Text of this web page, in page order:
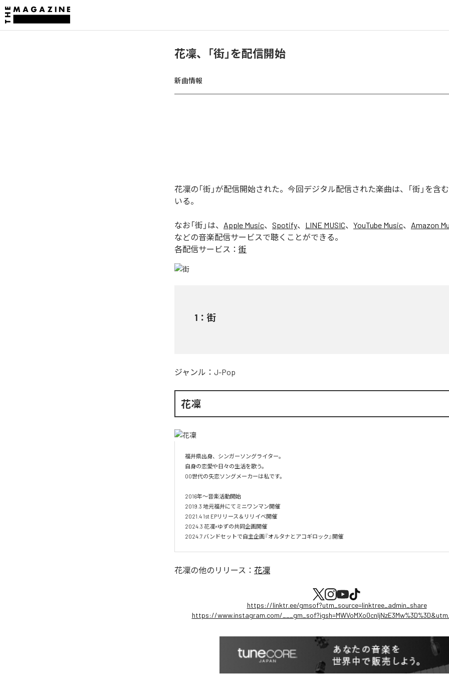
花凜、「街」を配信開始
新曲情報
花凜の「街」が配信開始された。今回デジタル配信された楽曲は、「街」を含
いる。
なお「街 」は、 Apple Music、 Spotify、 LINE MUSIC、 YouTube Music、 Amazon
などの音楽配信サービスで聴くことができる。
各配信サービス： 街
1 ： 街
ジャンル： J-Pop
花凜
福井県出身、シンガーソングライター。
自身の恋愛や日々の生活を歌う。
00世代の失恋ソングメーカーは私です。
2016年〜音楽活動開始
2019.3 地元福井にてミニワンマン開催
2021.4 1st EPリリース＆リリイベ開催
2024.3 花凜×ゆずの共同企画開催
花凜の他のリリース： 花凜
https://linktr.ee/gmsof?utm_source=linktree_admin_share
https://www.instagram.com/